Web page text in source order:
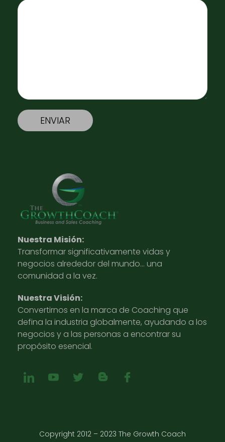
Nuestra Misión:
Transformar significativamente vidas y
negocios alrededor del mundo… una
comunidad a la vez.
Nuestra Visión:
Convertirnos en la marca de Coaching que
defina la industria globalmente, ayudando a los
negocios y a las personas a encontrar su
propósito esencial.
Copyright 2012 – 2023 The Growth Coach